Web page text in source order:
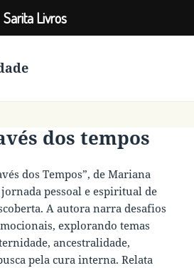
dos tempos
dos Tempos”, de Mariana
pessoal e espiritual de
A autora narra desafios
explorando temas
ancestralidade,
pela cura interna. Relata
Sarita Livros